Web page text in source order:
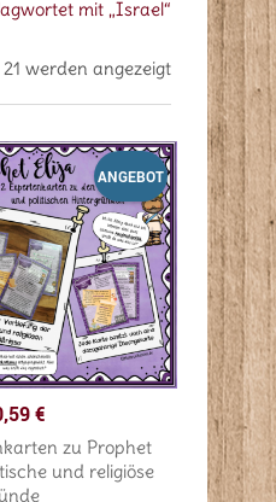
mit „Israel“
werden angezeigt
ANGEBOT
€
zu Prophet
und religiöse